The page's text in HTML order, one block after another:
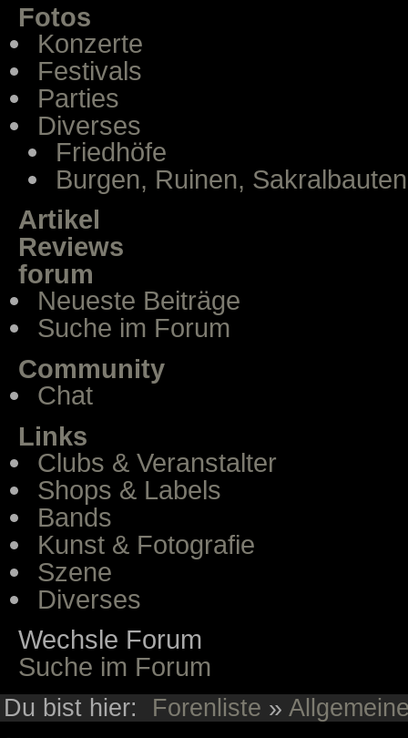
Fotos
Konzerte
Festivals
Parties
Diverses
Friedhöfe
Burgen, Ruinen, Sakralbauten
Artikel
Reviews
forum
Neueste Beiträge
Suche im Forum
Community
Chat
Links
Clubs & Veranstalter
Shops & Labels
Bands
Kunst & Fotografie
Szene
Diverses
Wechsle Forum
Suche im Forum
Du bist hier: Forenliste »